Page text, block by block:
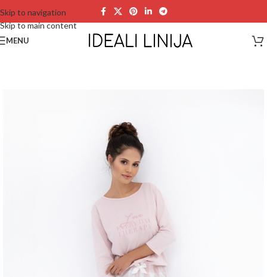
Skip to navigation
Skip to main content
MENU